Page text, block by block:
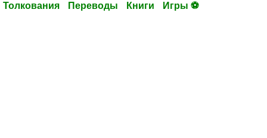
Толкования Переводы Книги Игры ⚽